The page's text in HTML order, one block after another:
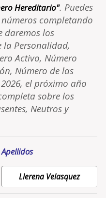
Hereditario". Puedes
completando
daremos los
la Personalidad,
Activo, Número
Número de las
el próximo año
sobre los
Neutros y
Apellidos